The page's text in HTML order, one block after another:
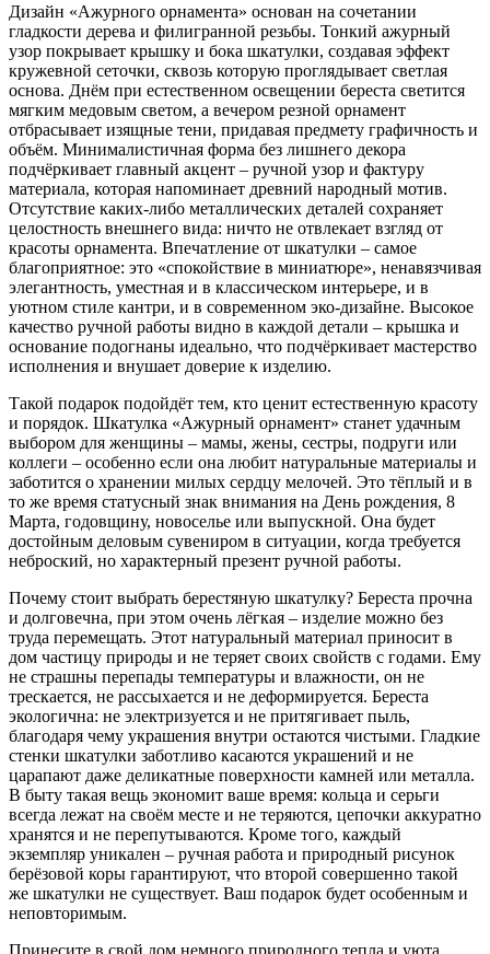
Дизайн «Ажурного орнамента» основан на сочетании
гладкости дерева и филигранной резьбы. Тонкий ажурный
узор покрывает крышку и бока шкатулки, создавая эффект
кружевной сеточки, сквозь которую проглядывает светлая
основа. Днём при естественном освещении береста светится
мягким медовым светом, а вечером резной орнамент
отбрасывает изящные тени, придавая предмету графичность и
объём. Минималистичная форма без лишнего декора
подчёркивает главный акцент – ручной узор и фактуру
материала, которая напоминает древний народный мотив.
Отсутствие каких-либо металлических деталей сохраняет
целостность внешнего вида: ничто не отвлекает взгляд от
красоты орнамента. Впечатление от шкатулки – самое
благоприятное: это «спокойствие в миниатюре», ненавязчивая
элегантность, уместная и в классическом интерьере, и в
уютном стиле кантри, и в современном эко-дизайне. Высокое
качество ручной работы видно в каждой детали – крышка и
основание подогнаны идеально, что подчёркивает мастерство
исполнения и внушает доверие к изделию.
Такой подарок подойдёт тем, кто ценит естественную красоту
и порядок. Шкатулка «Ажурный орнамент» станет удачным
выбором для женщины – мамы, жены, сестры, подруги или
коллеги – особенно если она любит натуральные материалы и
заботится о хранении милых сердцу мелочей. Это тёплый и в
то же время статусный знак внимания на День рождения, 8
Марта, годовщину, новоселье или выпускной. Она будет
достойным деловым сувениром в ситуации, когда требуется
неброский, но характерный презент ручной работы.
Почему стоит выбрать берестяную шкатулку? Береста прочна
и долговечна, при этом очень лёгкая – изделие можно без
труда перемещать. Этот натуральный материал приносит в
дом частицу природы и не теряет своих свойств с годами. Ему
не страшны перепады температуры и влажности, он не
трескается, не рассыхается и не деформируется. Береста
экологична: не электризуется и не притягивает пыль,
благодаря чему украшения внутри остаются чистыми. Гладкие
стенки шкатулки заботливо касаются украшений и не
царапают даже деликатные поверхности камней или металла.
В быту такая вещь экономит ваше время: кольца и серьги
всегда лежат на своём месте и не теряются, цепочки аккуратно
хранятся и не перепутываются. Кроме того, каждый
экземпляр уникален – ручная работа и природный рисунок
берёзовой коры гарантируют, что второй совершенно такой
же шкатулки не существует. Ваш подарок будет особенным и
неповторимым.
Принесите в свой дом немного природного тепла и уюта,